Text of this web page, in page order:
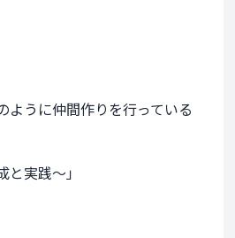
うに仲間作りを行っている
実践〜」